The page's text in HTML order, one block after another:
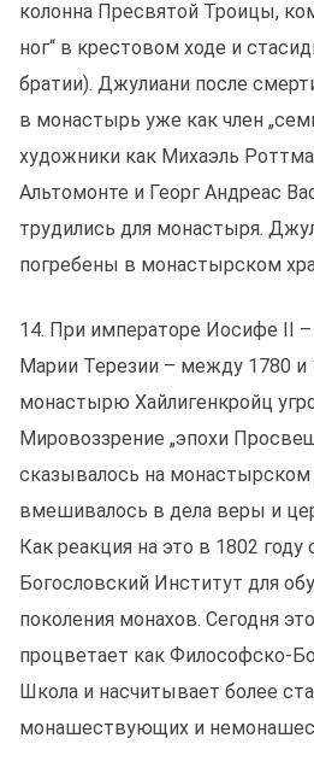
колонна Пресвятой Троицы,
ног“ в крестовом ходе и
братии). Джулиани после
в монастырь уже как член
художники как Михаэль
Альтомонте и Георг Андреас
трудились для монастыря.
погребены в монастырском
14. При императоре Иосифе II
Марии Терезии – между 1780 и
монастырю Хайлигенкройц
Мировоззрение „эпохи
сказывалось на монастырском
вмешивалось в дела веры и
Как реакция на это в 1802
Богословский Институт для
поколения монахов. Сегодня
процветает как Философско-
Школа и насчитывает более
монашествующих и